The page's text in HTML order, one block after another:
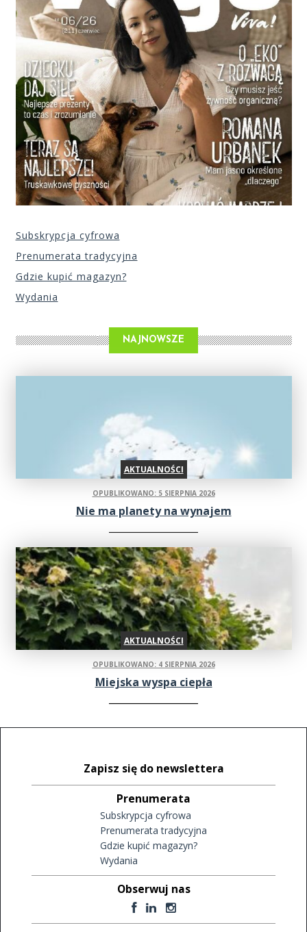
Subskrypcja cyfrowa
Prenumerata tradycyjna
Gdzie kupić magazyn?
Wydania
NAJNOWSZE
AKTUALNOŚCI
OPUBLIKOWANO: 5 SIERPNIA 2026
Nie ma planety na wynajem
AKTUALNOŚCI
OPUBLIKOWANO: 4 SIERPNIA 2026
Miejska wyspa ciepła
Zapisz się do newslettera
Prenumerata
Subskrypcja cyfrowa
Prenumerata tradycyjna
Gdzie kupić magazyn?
Wydania
Obserwuj nas